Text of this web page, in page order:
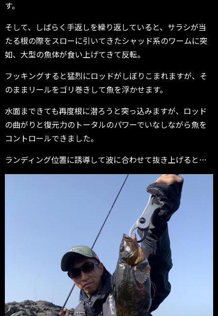
す。
そして、しばらく手返しを繰り返していると、サラシが当
たる根の際をスローに引いてきたシャッド系のワームに突
如、大型の魚体が食い上げてきて反転。
フッキングすると猛烈にロッドがしぼりこまれますが、そ
のままリールをゴリ巻きして魚を浮かせます。
水面まできても再度根に潜ろうと突っ込みますが、ロッド
の曲がりと復元力のトータルのパワーでいなしながら魚を
コントロールできました。
ランディング位置に誘導して波に合わせて抜き上げると…